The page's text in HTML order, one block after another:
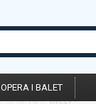
OPERA I BALET